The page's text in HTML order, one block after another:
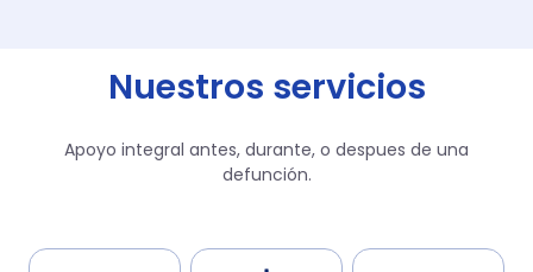
Nuestros servicios
Apoyo integral antes, durante, o despues de una
defunción.